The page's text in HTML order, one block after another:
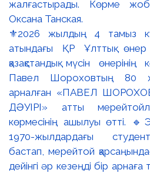
⚜️2026 жылдың 4 тамыз
атындағы ҚР Ұлттық өнер
қазақстандық мүсін өнерінің
Павел Шороховтың 80
арналған «ПАВЕЛ
ДӘУІРІ» атты
көрмесінің ашылуы өтті.
1970-жылдардағы
бастап, мерейтой
дейінгі әр кезеңді бір